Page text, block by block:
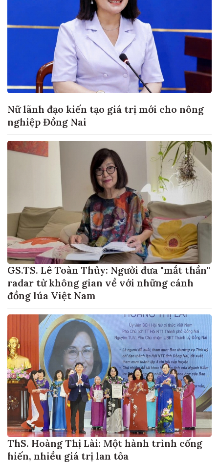
Nữ lãnh đạo kiến tạo giá trị mới cho nông
nghiệp Đồng Nai
GS.TS. Lê Toàn Thủy: Người đưa "mắt thần"
radar từ không gian về với những cánh
đồng lúa Việt Nam
ThS. Hoàng Thị Lài: Một hành trình cống
hiến, nhiều giá trị lan tỏa